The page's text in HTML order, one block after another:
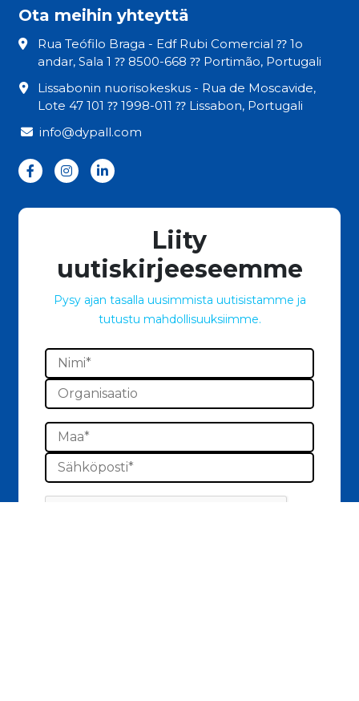
Ota meihin yhteyttä
Rua Teófilo Braga - Edf Rubi Comercial ⁇ 1o
andar, Sala 1 ⁇ 8500-668 ⁇ Portimão, Portugali
Lissabonin nuorisokeskus - Rua de Moscavide,
Lote 47 101 ⁇ 1998-011 ⁇ Lissabon, Portugali
info@dypall.com
Liity
uutiskirjeeseemme
Pysy ajan tasalla uusimmista uutisistamme ja
tutustu mahdollisuuksiimme.